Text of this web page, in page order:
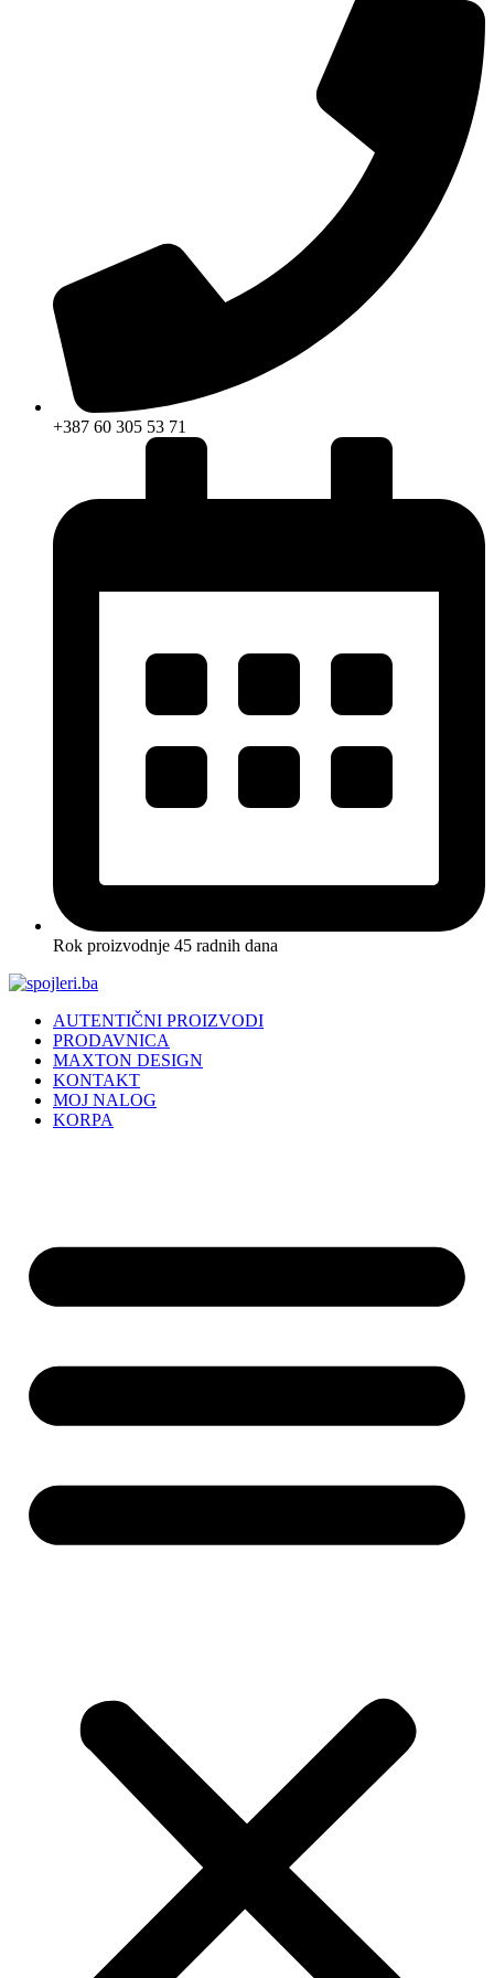
+387 60 305 53 71
Rok proizvodnje 45 radnih dana
AUTENTIČNI PROIZVODI
PRODAVNICA
MAXTON DESIGN
KONTAKT
MOJ NALOG
KORPA